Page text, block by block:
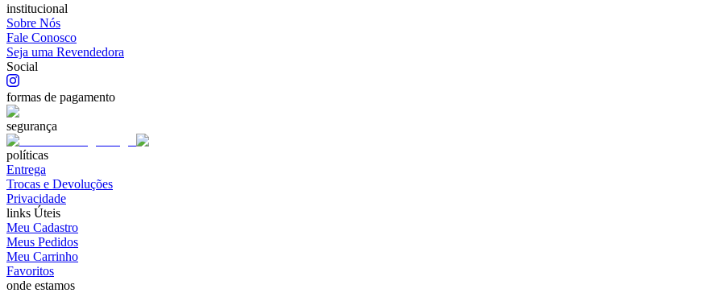
institucional
Sobre Nós
Fale Conosco
Seja uma Revendedora
Social
formas de pagamento
segurança
políticas
Entrega
Trocas e Devoluções
Privacidade
links Úteis
Meu Cadastro
Meus Pedidos
Meu Carrinho
Favoritos
onde estamos